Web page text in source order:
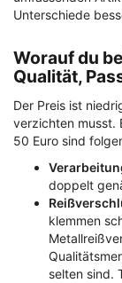
Unterschiede
Worauf du
Qualität,
Der Preis ist
verzichten musst.
50 Euro sind
doppelt
klemmen
selten sind.